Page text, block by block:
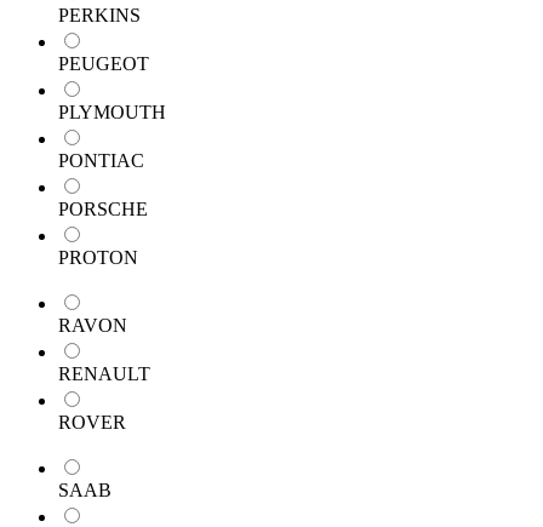
PERKINS
PEUGEOT
PLYMOUTH
PONTIAC
PORSCHE
PROTON
RAVON
RENAULT
ROVER
SAAB